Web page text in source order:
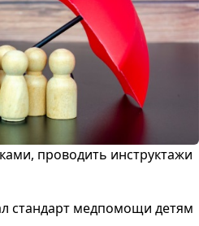
проводить инструктажи
стандарт медпомощи детям